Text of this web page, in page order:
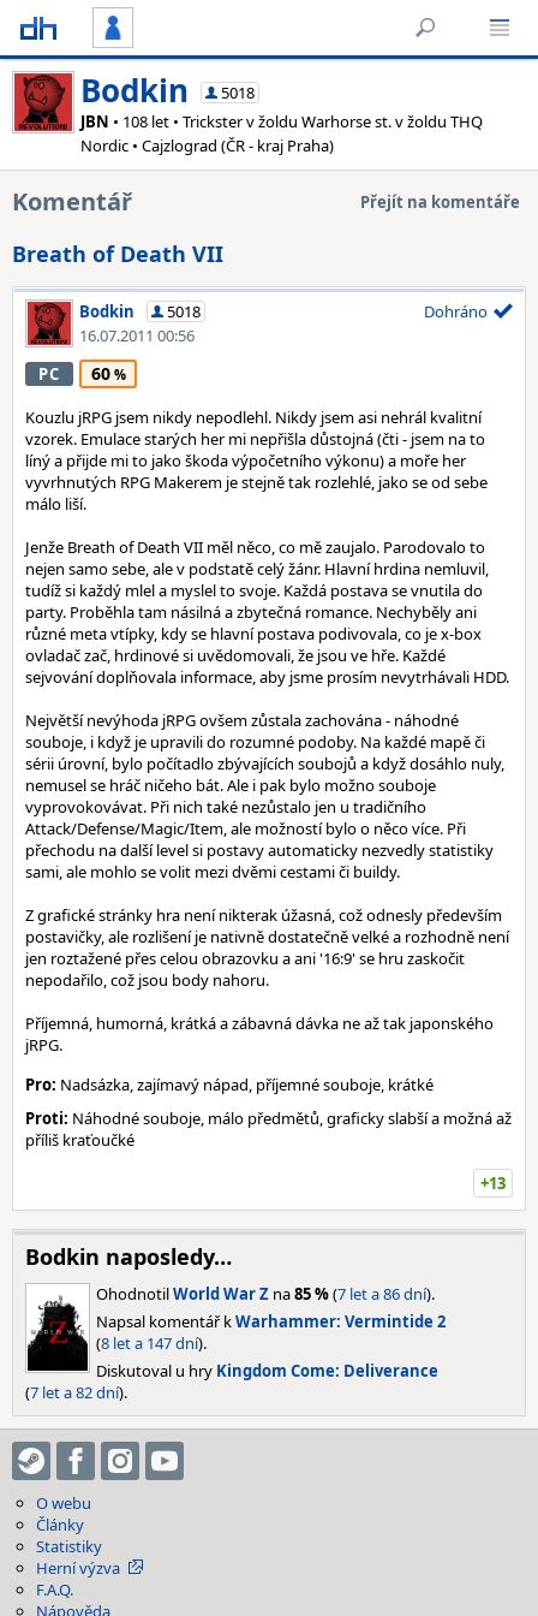
Bodkin
5018
JBN • 108 let • Trickster v žoldu Warhorse st. v žoldu THQ
Nordic • Cajzlograd (ČR - kraj Praha)
Komentář Přejít na komentáře
Breath of Death VII
Bodkin
5018
16.07.2011 00:56
Dohráno
PC 60
Kouzlu jRPG jsem nikdy nepodlehl. Nikdy jsem asi nehrál kvalitní
vzorek. Emulace starých her mi nepřišla důstojná (čti - jsem na to
líný a přijde mi to jako škoda výpočetního výkonu) a moře her
vyvrhnutých RPG Makerem je stejně tak rozlehlé, jako se od sebe
málo liší.
Jenže Breath of Death VII měl něco, co mě zaujalo. Parodovalo to
nejen samo sebe, ale v podstatě celý žánr. Hlavní hrdina nemluvil,
tudíž si každý mlel a myslel to svoje. Každá postava se vnutila do
party. Proběhla tam násilná a zbytečná romance. Nechyběly ani
různé meta vtípky, kdy se hlavní postava podivovala, co je x-box
ovladač zač, hrdinové si uvědomovali, že jsou ve hře. Každé
sejvování doplňovala informace, aby jsme prosím nevytrhávali HDD.
Největší nevýhoda jRPG ovšem zůstala zachována - náhodné
souboje, i když je upravili do rozumné podoby. Na každé mapě či
sérii úrovní, bylo počítadlo zbývajících soubojů a když dosáhlo nuly,
nemusel se hráč ničeho bát. Ale i pak bylo možno souboje
vyprovokovávat. Při nich také nezůstalo jen u tradičního
Attack/Defense/Magic/Item, ale možností bylo o něco více. Při
přechodu na další level si postavy automaticky nezvedly statistiky
sami, ale mohlo se volit mezi dvěmi cestami či buildy.
Z grafické stránky hra není nikterak úžasná, což odnesly především
postavičky, ale rozlišení je nativně dostatečně velké a rozhodně není
jen roztažené přes celou obrazovku a ani '16:9' se hru zaskočit
nepodařilo, což jsou body nahoru.
Příjemná, humorná, krátká a zábavná dávka ne až tak japonského
jRPG.
Pro: Nadsázka, zajímavý nápad, příjemné souboje, krátké
Proti: Náhodné souboje, málo předmětů, graficky slabší a možná až
příliš kraťoučké
+13
Bodkin naposledy…
OhodnotilWorld War Z na85 %(7 let a 86 dní).
Napsal komentář kWarhammer: Vermintide 2
(8 let a 147 dní).
Diskutoval u hry Kingdom Come: Deliverance
(7 let a 82 dní).
O webu
Články
Statistiky
Herní výzva
F.A.Q.
Nápověda